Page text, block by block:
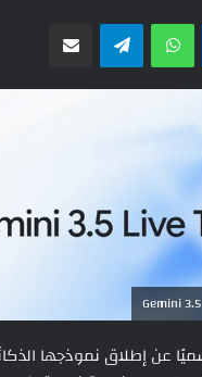
ماسنجر واتسابتيلقرام
عن إطلاق نموذجها